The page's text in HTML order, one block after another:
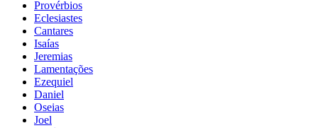
Provérbios
Eclesiastes
Cantares
Isaías
Jeremias
Lamentações
Ezequiel
Daniel
Oseias
Joel